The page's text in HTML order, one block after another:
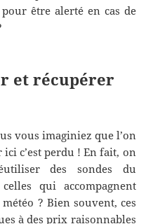
être alerté en cas de
et récupérer
vous imaginiez que l’on
c’est perdu ! En fait, on
des sondes du
qui accompagnent
? Bien souvent, ces
à des prix raisonnables